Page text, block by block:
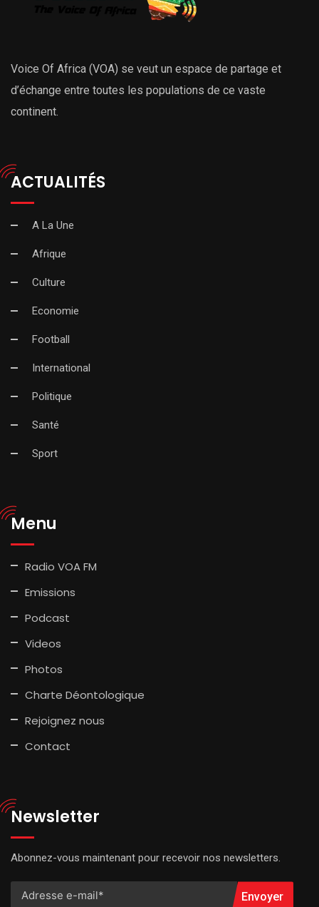
Voice Of Africa (VOA) se veut un espace de partage et
d’échange entre toutes les populations de ce vaste
continent.
ACTUALITÉS
A La Une
Afrique
Culture
Economie
Football
International
Politique
Santé
Sport
Menu
Radio VOA FM
Emissions
Podcast
Videos
Photos
Charte Déontologique
Rejoignez nous
Contact
Newsletter
Abonnez-vous maintenant pour recevoir nos newsletters.
Envoyer